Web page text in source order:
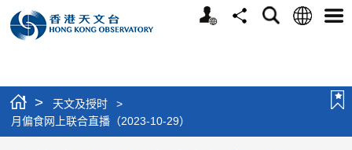
个
分
搜
语
选
> 天文及授时
>
月偏食网上联合直播（2023-10-29）